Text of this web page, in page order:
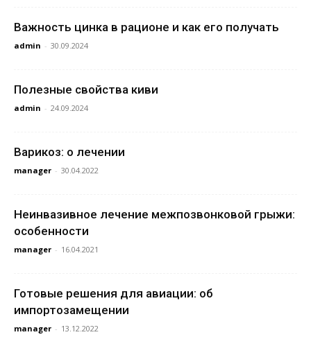
Важность цинка в рационе и как его получать
admin - 30.09.2024
Полезные свойства киви
admin - 24.09.2024
Варикоз: о лечении
manager - 30.04.2022
Неинвазивное лечение межпозвонковой грыжи:
особенности
manager - 16.04.2021
Готовые решения для авиации: об
импортозамещении
manager - 13.12.2022